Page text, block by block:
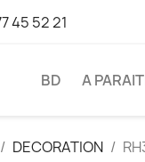
45 52 21
BD A
DECORATION